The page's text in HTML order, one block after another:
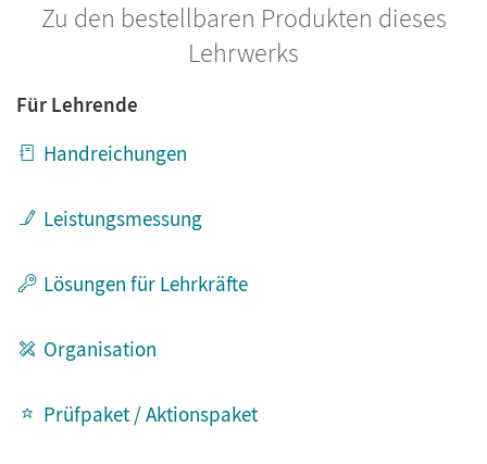
Zu den bestellbaren Produkten dieses
Lehrwerks
Für Lehrende
Handreichungen
Leistungsmessung
Lösungen für Lehrkräfte
Organisation
Prüfpaket / Aktionspaket